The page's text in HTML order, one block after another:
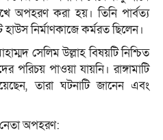
অপহরণ করা হয়। তিনি পার্বত্য
নির্মাণকাজে কর্মরত ছিলেন।
সেলিম উল্লাহ বিষয়টি নিশ্চিত
পাওয়া যায়নি। রাঙ্গামাটি
তারা ঘটনাটি জানেন এবং
অপহরণ: